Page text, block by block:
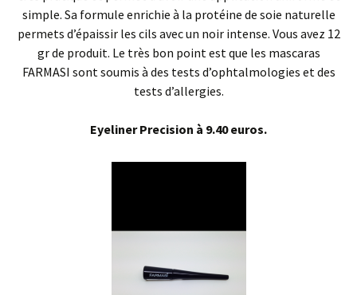
simple. Sa formule enrichie à la protéine de soie naturelle
permets d’épaissir les cils avec un noir intense. Vous avez 12
gr de produit. Le très bon point est que les mascaras
FARMASI sont soumis à des tests d’ophtalmologies et des
tests d’allergies.
Eyeliner Precision à 9.40 euros.